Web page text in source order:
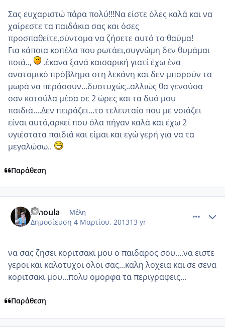
Σας ευχαριστώ πάρα πολύ!!!Να είστε όλες καλά και να
χαίρεστε τα παιδάκια σας και όσες
προσπαθείτε,σύντομα να ζήσετε αυτό το θαύμα!
Για κάποια κοπέλα που ρωτάει,συγνώμη δεν θυμάμαι
ποιά..,
.έκανα ξανά καισαρική γιατί έχω ένα
ανατομικό πρόβλημα στη λεκάνη και δεν μπορούν τα
μωρά να περάσουν...δυστυχώς..αλλιώς θα γενούσα
σαν κοτούλα μέσα σε 2 ώρες και τα δυό μου
παιδιά....Δεν πειράζει...το τελευταίο που με νοιάζει
είναι αυτό,αρκεί που όλα πήγαν καλά και έχω 2
υγιέστατα παιδιά και είμαι και εγώ γερή για να τα
μεγαλώσω..
Παράθεση
Binoula Μέλη
Δημοσίευση 4 Μαρτίου, 201313 yr
να σας ζησει κοριτσακι μου ο παιδαρος σου....να ειστε
γεροι και καλοτυχοι ολοι σας...καλη λοχεια και σε σενα
κοριτσακι μου...πολυ ομορφα τα περιγραφεις...
Παράθεση